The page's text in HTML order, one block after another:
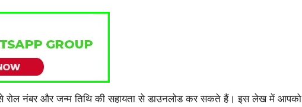
रोल नंबर और जन्म तिथि की सहायता से डाउनलोड कर सकते हैं। इस लेख में आपको